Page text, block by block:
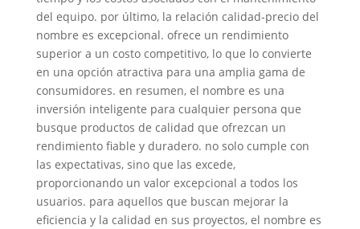
del equipo. por último, la relación calidad-precio del
nombre es excepcional. ofrece un rendimiento
superior a un costo competitivo, lo que lo convierte
en una opción atractiva para una amplia gama de
consumidores. en resumen, el nombre es una
inversión inteligente para cualquier persona que
busque productos de calidad que ofrezcan un
rendimiento fiable y duradero. no solo cumple con
las expectativas, sino que las excede,
proporcionando un valor excepcional a todos los
usuarios. para aquellos que buscan mejorar la
eficiencia y la calidad en sus proyectos, el nombre es